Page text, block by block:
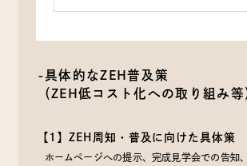
-具体的なZEH普及策
（ZEH低コスト化への取り組み等
【1】ZEH周知・普及に向けた具体策
ホームページへの提示、完成見学会での告知